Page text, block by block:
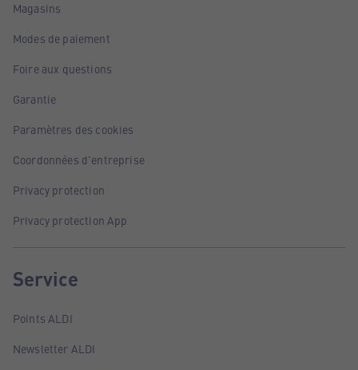
Magasins
Modes de paiement
Foire aux questions
Garantie
Paramètres des cookies
Coordonnées d'entreprise
Privacy protection
Privacy protection App
Service
Points ALDI
Newsletter ALDI